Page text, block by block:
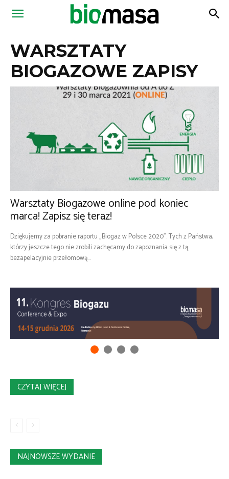
Magazyn
WARSZTATY
BIOGAZOWE ZAPISY
Warsztaty Biogazowe online pod koniec
marca! Zapisz się teraz!
Dziękujemy za pobranie raportu „Biogaz w Polsce 2020”. Tych z Państwa,
którzy jeszcze tego nie zrobili zachęcamy do zapoznania się z tą
bezapelacyjnie przełomową...
CZYTAJ WIĘCEJ
NAJNOWSZE WYDANIE